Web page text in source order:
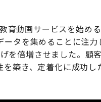
育動画サービスを始め
タを集めることに注
を倍増させました。顧
築き、定着化に成功し